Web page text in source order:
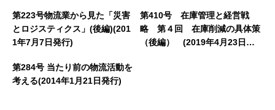
第223号物流業から見た「災害
とロジスティクス」(後編)(201
1年7月7日発行)
第410号 在庫管理と経営戦
略 第４回 在庫削減の具体策
（後編） (2019年4月23日発
第284号 当たり前の物流活動を
考える(2014年1月21日発行)